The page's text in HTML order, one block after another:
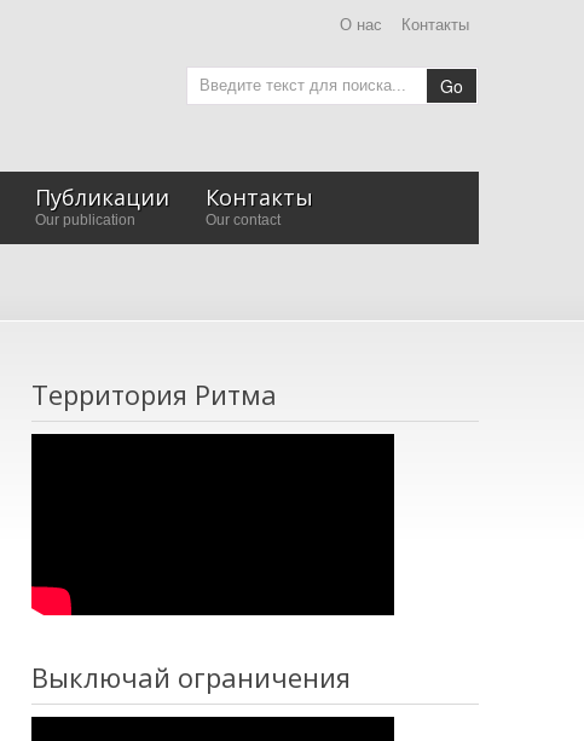
О нас Контакты
Go
Публикации
Our publication
Контакты
Our contact
Территория Ритма
Выключай ограничения